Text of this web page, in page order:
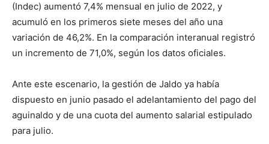
(Indec) aumentó 7,4% mensual en julio de 2022, y
acumuló en los primeros siete meses del año una
variación de 46,2%. En la comparación interanual registró
un incremento de 71,0%, según los datos oficiales.
Ante este escenario, la gestión de Jaldo ya había
dispuesto en junio pasado el adelantamiento del pago del
aguinaldo y de una cuota del aumento salarial estipulado
para julio.